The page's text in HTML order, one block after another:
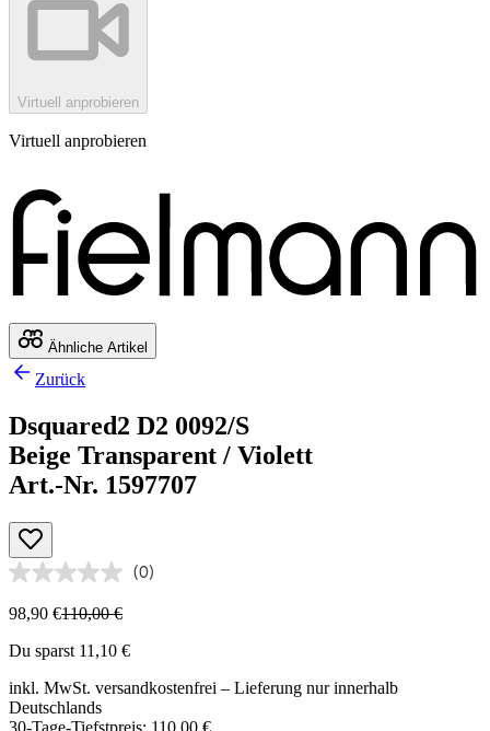
Virtuell anprobieren
Virtuell anprobieren
Ähnliche Artikel
Zurück
Dsquared2 D2 0092/S
Beige Transparent / Violett
Art.-Nr. 1597707
(0)
98,90 €110,00 €
Du sparst 11,10 €
inkl. MwSt. versandkostenfrei – Lieferung nur innerhalb
Deutschlands
30-Tage-Tiefstpreis: 110,00 €